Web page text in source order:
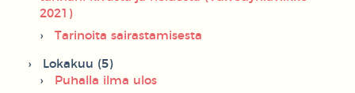
2021)
Tarinoita sairastamisesta
Lokakuu (5)
Puhalla ilma ulos